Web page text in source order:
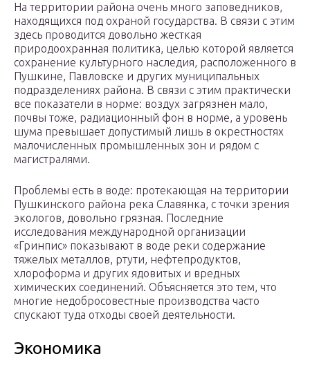
На территории района очень много заповедников,
находящихся под охраной государства. В связи с этим
здесь проводится довольно жесткая
природоохранная политика, целью которой является
сохранение культурного наследия, расположенного в
Пушкине, Павловске и других муниципальных
подразделениях района. В связи с этим практически
все показатели в норме: воздух загрязнен мало,
почвы тоже, радиационный фон в норме, а уровень
шума превышает допустимый лишь в окрестностях
малочисленных промышленных зон и рядом с
магистралями.
Проблемы есть в воде: протекающая на территории
Пушкинского района река Славянка, с точки зрения
экологов, довольно грязная. Последние
исследования международной организации
«Гринпис» показывают в воде реки содержание
тяжелых металлов, ртути, нефтепродуктов,
хлороформа и других ядовитых и вредных
химических соединений. Объясняется это тем, что
многие недобросовестные производства часто
спускают туда отходы своей деятельности.
Экономика